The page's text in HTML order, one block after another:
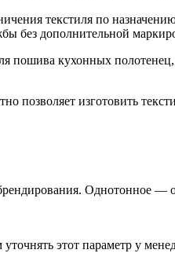
текстиля по
без дополнительной
пошива кухонных
позволяет изготовить
Однотонное
этот параметр у